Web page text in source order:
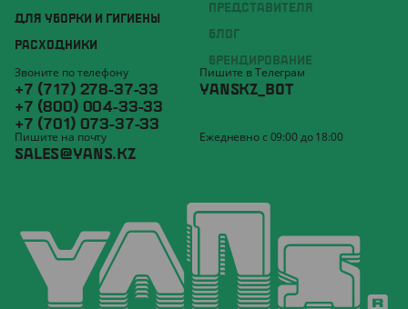
ДЛЯ УБОРКИ И ГИГИЕНЫ
РАСХОДНИКИ
ПРЕДСТАВИТЕЛЯ
БЛОГ
БРЕНДИРОВАНИЕ
Звоните по телефону
+7 (717) 278-37-33
+7 (800) 004-33-33
+7 (701) 073-37-33
Пишите в Телеграм
YANSKZ_BOT
Пишите на почту
SALES@YANS.KZ
Ежедневно с 09:00 до 18:00